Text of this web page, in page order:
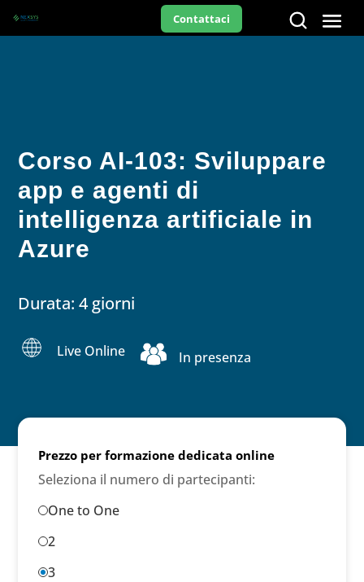
Contattaci
Corso AI-103: Sviluppare
app e agenti di
intelligenza artificiale in
Azure
Durata: 4 giorni
Live Online In presenza
Prezzo per formazione dedicata online
Seleziona il numero di partecipanti:
One to One
2
3